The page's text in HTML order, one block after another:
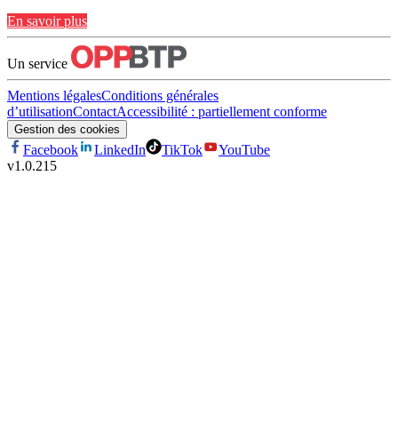
En savoir plus
Un service
Mentions légalesConditions générales
d’utilisationContactAccessibilité : partiellement conforme
Gestion des cookies
Facebook LinkedIn TikTok
YouTube
v1.0.215